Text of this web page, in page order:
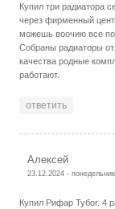
Купил три радиатора
через фирменный
можешь воочию все
Собраны радиаторы
качества родные
работают.
ответить
Алексей
23.12.2024 - понедельник
Купил Рифар Тубог. 4